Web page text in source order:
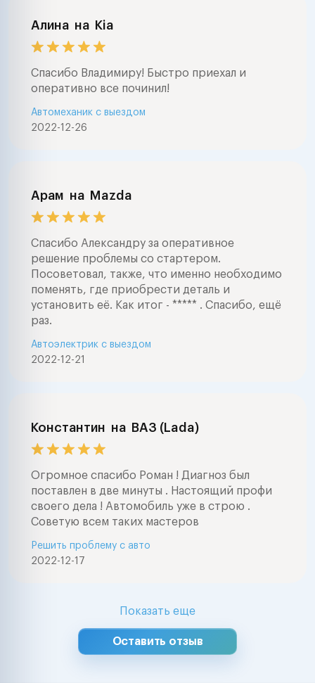
Алина на Kia
Спасибо Владимиру! Быстро приехал и
оперативно все починил!
2022-12-26
Автомеханик с выездом
Арам на Mazda
Спасибо Александру за оперативное
решение проблемы со стартером.
Посоветовал, также, что именно необходимо
поменять, где приобрести деталь и
установить её. Как итог - ***** . Спасибо, ещё
раз.
2022-12-21
Автоэлектрик с выездом
Константин на ВАЗ (Lada)
Огромное спасибо Роман ! Диагноз был
поставлен в две минуты . Настоящий профи
своего дела ! Автомобиль уже в строю .
Советую всем таких мастеров
2022-12-17
Решить проблему с авто
Показать еще
Оставить отзыв